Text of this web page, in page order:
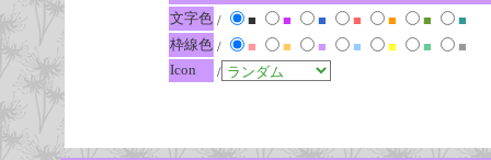
文字色 / ■ ■ ■ ■ ■ ■
■
枠線色 / ■ ■ ■ ■ ■ ■
■
Icon
/